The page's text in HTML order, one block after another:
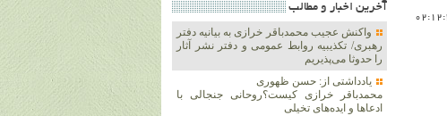
آخرين اخبار و مطالب
واکنش عجیب محمدباقر خرازی به بیانیه دفتر
رهبری/ تکذیبیه روابط عمومی و دفتر نشر آثار
را حدوثا می‌پذیریم
یادداشتی از: حسن ظهوری
محمدباقر خرازی کیست؟روحانی جنجالی با
ادعاها و ایده‌های تخیلی